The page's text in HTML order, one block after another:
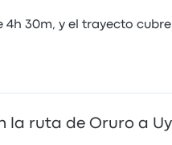
30m, y el trayecto
la ruta de Oruro a